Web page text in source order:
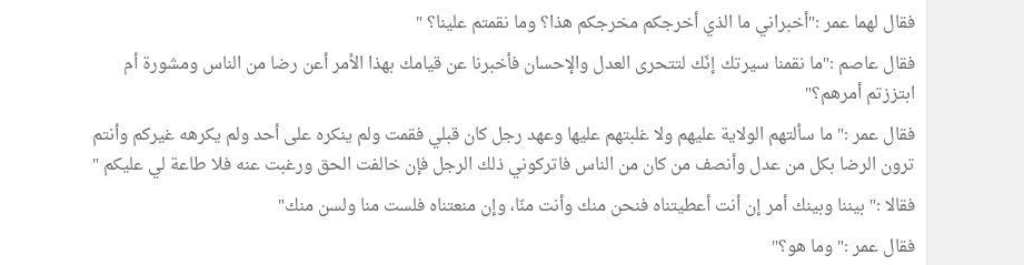
فقال لهما عمر :"أخبراني ما الذي أخرجكم مخرجكم هذا؟ وما نقمتم علينا؟ "
فقال عاصم :"ما نقمنا سيرتك إنّك لتتحرى العدل والإحسان فأخبرنا عن قيامك بهذا الأمر أعن رضا من الناس ومشورة أم
ابتززتم أمرهم؟"
فقال عمر :" ما سألتهم الولاية عليهم ولا غلبتهم عليها وعهد رجل كان قبلي فقمت ولم ينكره على أحد ولم يكرهه غيركم وأنتم
ترون الرضا بكل من عدل وأنصف من كان من الناس فاتركوني ذلك الرجل فإن خالفت الحق ورغبت عنه فلا طاعة لي عليكم "
فقالا :" بيننا وبينك أمر إن أنت أعطيتناه فنحن منك وأنت منّا، وإن منعتناه فلست منا ولسن منك"
فقال عمر :" وما هو؟"